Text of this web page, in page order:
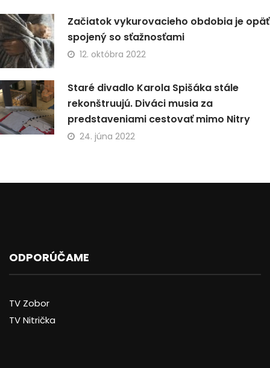
Začiatok vykurovacieho obdobia je opäť
spojený so sťažnosťami
12. októbra 2022
Staré divadlo Karola Spišáka stále
rekonštruujú. Diváci musia za
predstaveniami cestovať mimo Nitry
24. júna 2022
ODPORÚČAME
TV Zobor
TV Nitrička